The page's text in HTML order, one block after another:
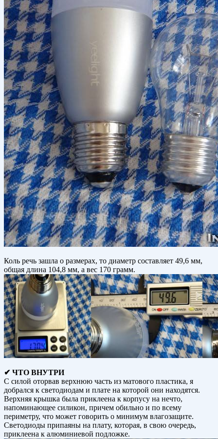
Коль речь зашла о размерах, то диаметр составляет 49,6 мм,
общая длина 104,8 мм, а вес 170 грамм.
✔ ЧТО ВНУТРИ
С силой оторвав верхнюю часть из матового пластика, я
добрался к светодиодам и плате на которой они находятся.
Верхняя крышка была приклеена к корпусу на нечто,
напоминающее силикон, причем обильно и по всему
периметру, что может говорить о минимум влагозащите.
Светодиоды припаяны на плату, которая, в свою очередь,
приклеена к алюминиевой подложке.